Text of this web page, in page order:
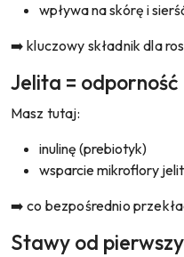
wpływa na skórę i
➡️ kluczowy składnik dla
Jelita = odporność
Masz tutaj:
inulinę (prebiotyk)
wsparcie mikroflory
➡️ co bezpośrednio
Stawy od